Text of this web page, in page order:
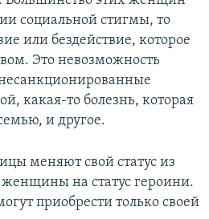
социальной стигмы, то
или бездействие, которое
Это невозможность
какая-то болезнь, которая
и другое.
меняют свой статус из
на статус героини.
приобрести только своей